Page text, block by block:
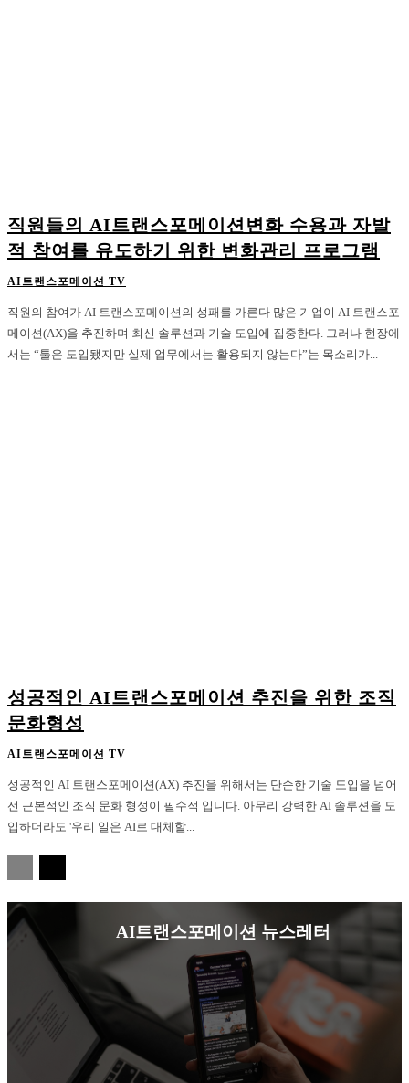
직원들의 AI트랜스포메이션변화 수용과 자발
적 참여를 유도하기 위한 변화관리 프로그램
AI트랜스포메이션 TV
직원의 참여가 AI 트랜스포메이션의 성패를 가른다 많은 기업이 AI 트랜스포
메이션(AX)을 추진하며 최신 솔루션과 기술 도입에 집중한다. 그러나 현장에
서는 “툴은 도입됐지만 실제 업무에서는 활용되지 않는다”는 목소리가...
성공적인 AI트랜스포메이션 추진을 위한 조직
문화형성
AI트랜스포메이션 TV
성공적인 AI 트랜스포메이션(AX) 추진을 위해서는 단순한 기술 도입을 넘어
선 근본적인 조직 문화 형성이 필수적 입니다. 아무리 강력한 AI 솔루션을 도
입하더라도 '우리 일은 AI로 대체할...
AI트랜스포메이션 뉴스레터